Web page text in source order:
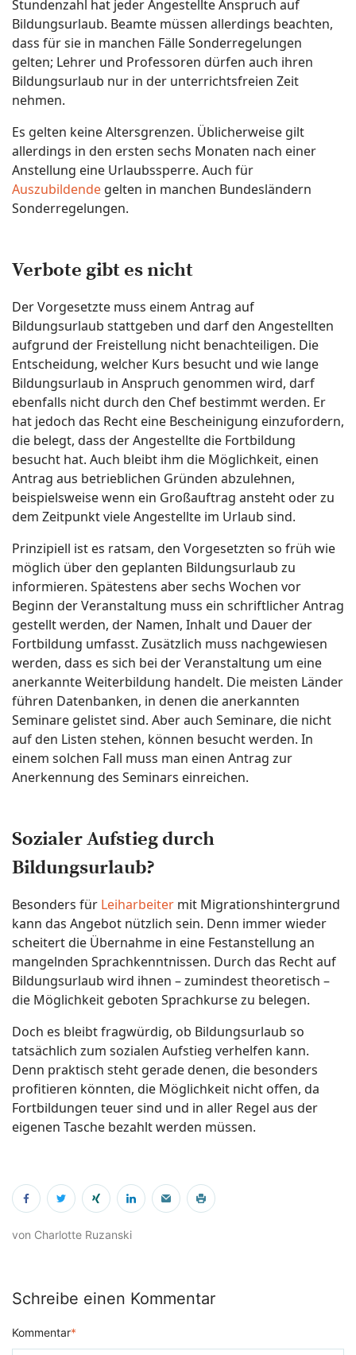
Stundenzahl hat jeder Angestellte Anspruch auf
Bildungsurlaub. Beamte müssen allerdings beachten,
dass für sie in manchen Fälle Sonderregelungen
gelten; Lehrer und Professoren dürfen auch ihren
Bildungsurlaub nur in der unterrichtsfreien Zeit
nehmen.
Es gelten keine Altersgrenzen. Üblicherweise gilt
allerdings in den ersten sechs Monaten nach einer
Anstellung eine Urlaubssperre. Auch für
Auszubildende gelten in manchen Bundesländern
Sonderregelungen.
Verbote gibt es nicht
Der Vorgesetzte muss einem Antrag auf
Bildungsurlaub stattgeben und darf den Angestellten
aufgrund der Freistellung nicht benachteiligen. Die
Entscheidung, welcher Kurs besucht und wie lange
Bildungsurlaub in Anspruch genommen wird, darf
ebenfalls nicht durch den Chef bestimmt werden. Er
hat jedoch das Recht eine Bescheinigung einzufordern,
die belegt, dass der Angestellte die Fortbildung
besucht hat. Auch bleibt ihm die Möglichkeit, einen
Antrag aus betrieblichen Gründen abzulehnen,
beispielsweise wenn ein Großauftrag ansteht oder zu
dem Zeitpunkt viele Angestellte im Urlaub sind.
Prinzipiell ist es ratsam, den Vorgesetzten so früh wie
möglich über den geplanten Bildungsurlaub zu
informieren. Spätestens aber sechs Wochen vor
Beginn der Veranstaltung muss ein schriftlicher Antrag
gestellt werden, der Namen, Inhalt und Dauer der
Fortbildung umfasst. Zusätzlich muss nachgewiesen
werden, dass es sich bei der Veranstaltung um eine
anerkannte Weiterbildung handelt. Die meisten Länder
führen Datenbanken, in denen die anerkannten
Seminare gelistet sind. Aber auch Seminare, die nicht
auf den Listen stehen, können besucht werden. In
einem solchen Fall muss man einen Antrag zur
Anerkennung des Seminars einreichen.
Sozialer Aufstieg durch
Bildungsurlaub?
Besonders für Leiharbeiter mit Migrationshintergrund
kann das Angebot nützlich sein. Denn immer wieder
scheitert die Übernahme in eine Festanstellung an
mangelnden Sprachkenntnissen. Durch das Recht auf
Bildungsurlaub wird ihnen – zumindest theoretisch –
die Möglichkeit geboten Sprachkurse zu belegen.
Doch es bleibt fragwürdig, ob Bildungsurlaub so
tatsächlich zum sozialen Aufstieg verhelfen kann.
Denn praktisch steht gerade denen, die besonders
profitieren könnten, die Möglichkeit nicht offen, da
Fortbildungen teuer sind und in aller Regel aus der
eigenen Tasche bezahlt werden müssen.
von Charlotte Ruzanski
Schreibe einen Kommentar
Kommentar*